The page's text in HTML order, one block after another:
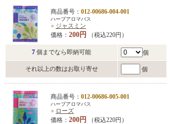
商品番号： 012-00686-004-001
ハーブアロマバス
● ジャスミン
価格： 200円 （税込220円）
7 個までなら即納可能 個
それ以上の数はお取り寄せ 個
商品番号： 012-00686-005-001
ハーブアロマバス
● ローズ
価格： 200円 （税込220円）